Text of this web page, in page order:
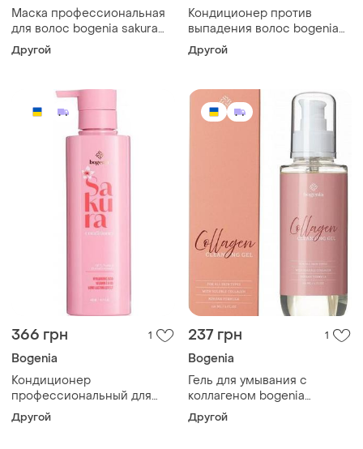
Маска профессиональная
для волос bogenia sakura
300 мл
Другой
Кондиционер против
выпадения волос bogenia
hair loss control 500 мл
Другой
366 грн 1
Bogenia
Кондиционер
профессиональный для
волос bogenia sakura 450
мл
Другой
237 грн 1
Bogenia
Гель для умывания с
коллагеном bogenia
collagen 150 мл
Другой